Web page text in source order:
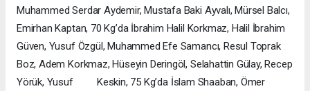
Muhammed Serdar Aydemir, Mustafa Baki Ayvalı, Mürsel Balcı,
Emirhan Kaptan, 70 Kg’da İbrahim Halil Korkmaz, Halil İbrahim
Güven, Yusuf Özgül, Muhammed Efe Samancı, Resul Toprak
Boz, Adem Korkmaz, Hüseyin Deringöl, Selahattin Gülay, Recep
Yörük, Yusuf Keskin, 75 Kg’da İslam Shaaban, Ömer